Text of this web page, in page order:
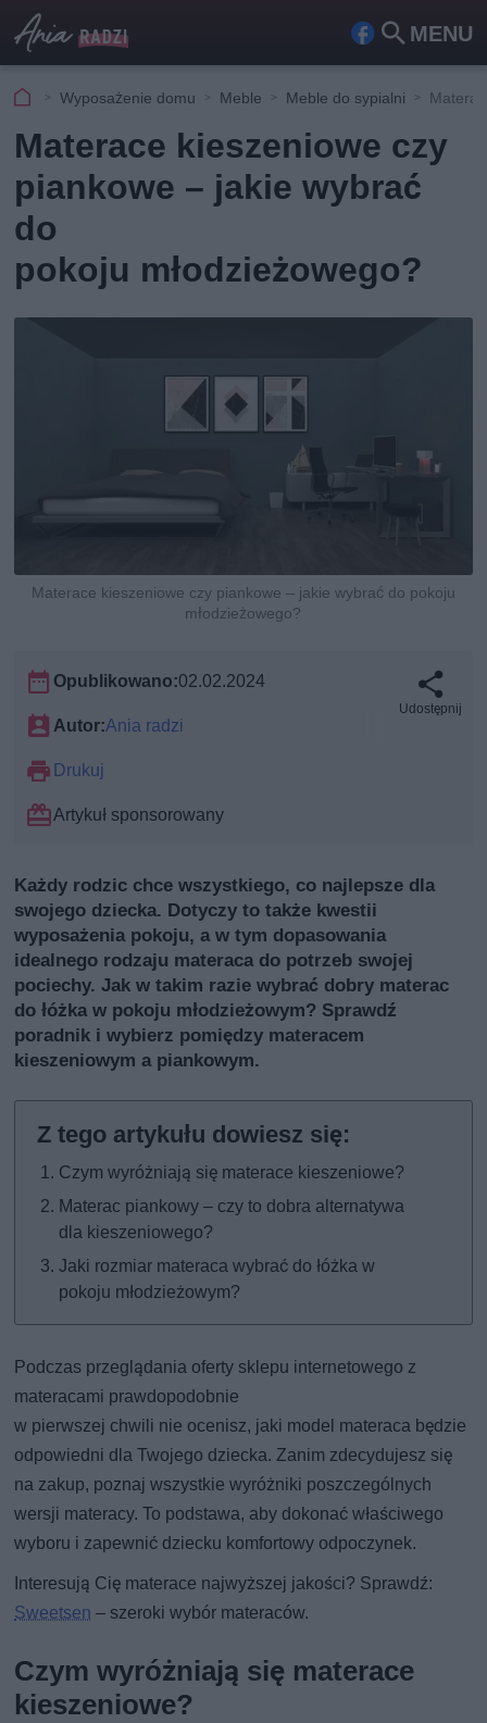
MENU
Fa
ook
Szu
kaj
Wyposażenie domu Meble Meble do sypialni
Materace kieszeniowe czy
piankowe – jakie wybrać
do
pokoju młodzieżowego?
Materace kieszeniowe czy piankowe – jakie wybrać do pokoju
młodzieżowego?
Opublikowano:02.02.2024
Autor:Ania radzi
Drukuj
Artykuł sponsorowany
Udostępnij
Każdy rodzic chce wszystkiego, co najlepsze dla
swojego dziecka. Dotyczy to także kwestii
wyposażenia pokoju, a w tym dopasowania
idealnego rodzaju materaca do potrzeb swojej
pociechy. Jak w takim razie wybrać dobry materac
do łóżka w pokoju młodzieżowym? Sprawdź
poradnik i wybierz pomiędzy materacem
kieszeniowym a piankowym.
Czym wyróżniają się materace kieszeniowe?
Materac piankowy – czy to dobra alternatywa
dla kieszeniowego?
Jaki rozmiar materaca wybrać do łóżka w
pokoju młodzieżowym?
Podczas przeglądania oferty sklepu internetowego z
materacami prawdopodobnie
w pierwszej chwili nie ocenisz, jaki model materaca będzie
odpowiedni dla Twojego dziecka. Zanim zdecydujesz się
na zakup, poznaj wszystkie wyróżniki poszczególnych
wersji materacy. To podstawa, aby dokonać właściwego
wyboru i zapewnić dziecku komfortowy odpoczynek.
Interesują Cię materace najwyższej jakości? Sprawdź:
Sweetsen – szeroki wybór materaców.
Czym wyróżniają się materace
kieszeniowe?